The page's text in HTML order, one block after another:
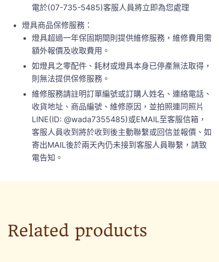
電於(07-735-5485)客服人員將立即為您處理
燈具商品保修服務：
燈具超過一年保固期間則提供維修服務，維修費用需
額外報價及收取費用。
如燈具之零配件、耗材或燈具本身已停產無法取得，
則無法提供保修服務。
維修服務請註明訂單編號或訂購人姓名、連絡電話、
收貨地址、商品編號、維修原因，並拍照連同照片
LINE(ID: @wada7355485)或EMAIL至客服信箱，
客服人員收到將於收到後主動聯繫或回信並報價、如
寄出MAIL後於兩天內仍未接到客服人員聯繫，請致
電告知。
Related products